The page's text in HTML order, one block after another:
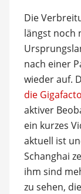
Die
längst noch
nach einer
wieder auf.
die
aktiver
ein kurzes
aktuell ist
Schanghai
ihm sind
zu sehen,